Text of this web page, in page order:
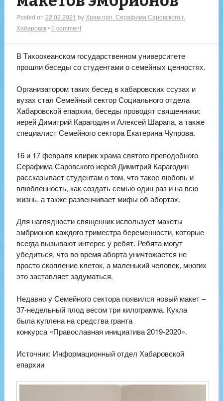
Posted on 22.02.2021 by Храм прп. Серафима Саровского г.
Хабаровск•0 comment
В Тихоокеанском государственном университете
прошли беседы со студентами о семейных ценностях.
Организатором таких бесед в хабаровских ссузах и
вузах стал Семейный сектор Социального отдела
Хабаровской епархии, беседы проводят священники:
иерей Димитрий Карагодин и Алексей Шарапа, а также
специалист Семейного сектора Екатерина Чупрова.
16 и 17 февраля клирик храма святого преподобного
Серафима Саровского иерей Димитрий Карагодин
рассказывает студентам о том, что такое любовь и
влюбленность, как создать семью один раз и на всю
жизнь, а также развенчивает мифы об абортах.
Для наглядности священник использует макеты
эмбрионов каждого триместра беременности, которые
всегда вызывают интерес у ребят. Ребята могут
убедиться, что во время аборта уничтожается не
просто скопление клеток, а маленький человек, многих
это заставляет задуматься.
Недавно у Семейного сектора появился новый макет –
37-недельный плод весом три килограмма. Кукла
была куплена на средства гранта
конкурса «Православная инициатива 2019-2020».
Источник: Информационный отдел Хабаровской
епархии